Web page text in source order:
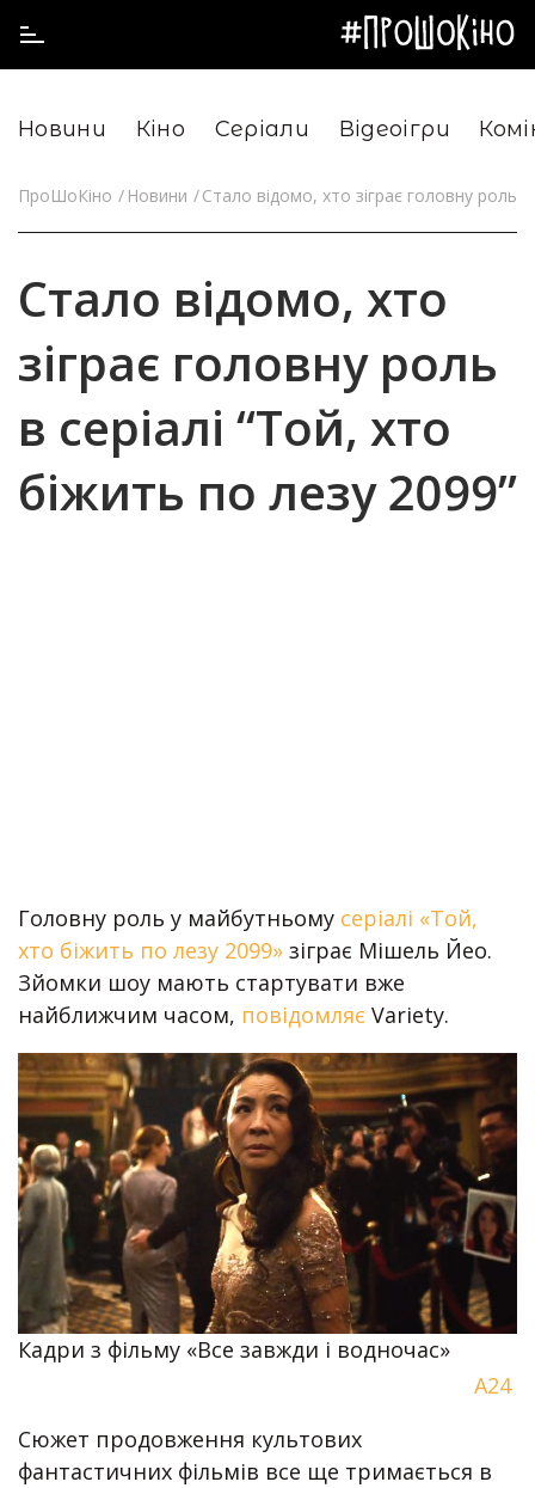
Новини Кіно Серіали Відеоігри
ПроШоКіно Новини Стало відомо, хто зіграє головну роль
Стало відомо, хто
зіграє головну роль
в серіалі “Той, хто
біжить по лезу 2099”
Головну роль у майбутньому серіалі «Той,
хто біжить по лезу 2099» зіграє Мішель Йео.
Зйомки шоу мають стартувати вже
найближчим часом, повідомляє Variety.
Кадри з фільму «Все завжди і водночас»
А24
Сюжет продовження культових
фантастичних фільмів все ще тримається в